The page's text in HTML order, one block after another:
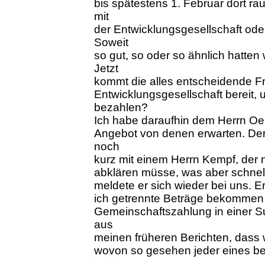
bis spätestens 1. Februar dort
mit
der Entwicklungsgesellschaft
Soweit
so gut, so oder so ähnlich
Jetzt
kommt die alles entscheidende
Entwicklungsgesellschaft bereit,
bezahlen?
Ich habe daraufhin dem Herrn
Angebot von denen erwarten.
noch
kurz mit einem Herrn Kempf,
abklären müsse, was aber
meldete er sich wieder bei uns.
ich getrennte Beträge
Gemeinschaftszahlung in einer
aus
meinen früheren Berichten,
wovon so gesehen jeder eines